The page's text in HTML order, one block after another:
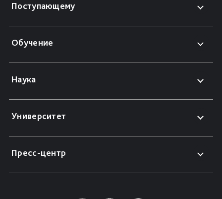
Поступающему
Обучение
Наука
Университет
Пресс-центр